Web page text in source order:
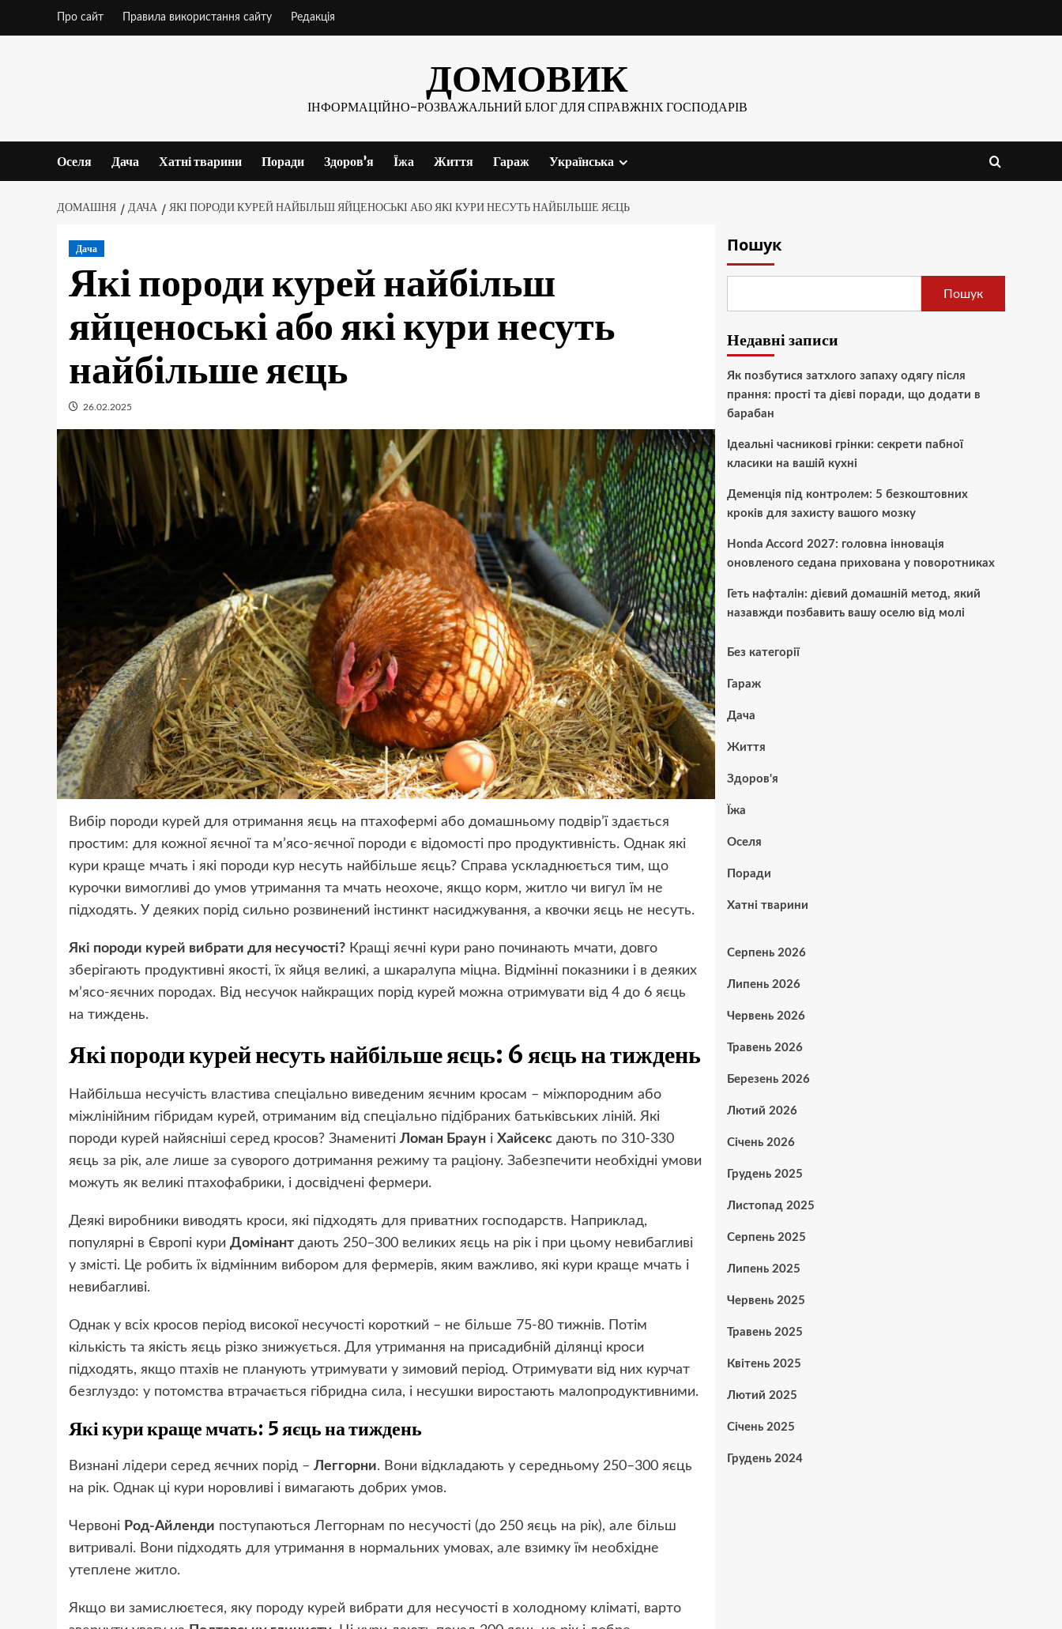
Про сайт Правила використання сайту Редакція
ДОМОВИК
ІНФОРМАЦІЙНО-РОЗВАЖАЛЬНИЙ БЛОГ ДЛЯ СПРАВЖНІХ ГОСПОДАРІВ
Оселя Дача Хатні тварини Поради Здоров’я Їжа Життя Гараж Українська
ДОМАШНЯ ДАЧА ЯКІ ПОРОДИ КУРЕЙ НАЙБІЛЬШ ЯЙЦЕНОСЬКІ АБО ЯКІ КУРИ НЕСУТЬ НАЙБІЛЬШЕ ЯЄЦЬ
Дача
Які породи курей найбільш
яйценоські або які кури несуть
найбільше яєць
26.02.2025
Вибір породи курей для отримання яєць на птахофермі або домашньому подвір’ї здається
простим: для кожної яєчної та м’ясо-яєчної породи є відомості про продуктивність. Однак які
кури краще мчать і які породи кур несуть найбільше яєць? Справа ускладнюється тим, що
курочки вимогливі до умов утримання та мчать неохоче, якщо корм, житло чи вигул їм не
підходять. У деяких порід сильно розвинений інстинкт насиджування, а квочки яєць не несуть.
Які породи курей вибрати для несучості? Кращі яєчні кури рано починають мчати, довго
зберігають продуктивні якості, їх яйця великі, а шкаралупа міцна. Відмінні показники і в деяких
м’ясо-яєчних породах. Від несучок найкращих порід курей можна отримувати від 4 до 6 яєць
на тиждень.
Які породи курей несуть найбільше яєць: 6 яєць на тиждень
Найбільша несучість властива спеціально виведеним яєчним кросам – міжпородним або
міжлінійним гібридам курей, отриманим від спеціально підібраних батьківських ліній. Які
породи курей найясніші серед кросов? Знамениті Ломан Браун і Хайсекс дають по 310-330
яєць за рік, але лише за суворого дотримання режиму та раціону. Забезпечити необхідні умови
можуть як великі птахофабрики, і досвідчені фермери.
Деякі виробники виводять кроси, які підходять для приватних господарств. Наприклад,
популярні в Європі кури Домінант дають 250–300 великих яєць на рік і при цьому невибагливі
у змісті. Це робить їх відмінним вибором для фермерів, яким важливо, які кури краще мчать і
невибагливі.
Однак у всіх кросов період високої несучості короткий – не більше 75-80 тижнів. Потім
кількість та якість яєць різко знижується. Для утримання на присадибній ділянці кроси
підходять, якщо птахів не планують утримувати у зимовий період. Отримувати від них курчат
безглуздо: у потомства втрачається гібридна сила, і несушки виростають малопродуктивними.
Які кури краще мчать: 5 яєць на тиждень
Визнані лідери серед яєчних порід – Леггорни. Вони відкладають у середньому 250–300 яєць
на рік. Однак ці кури норовливі і вимагають добрих умов.
Червоні Род-Айленди поступаються Леггорнам по несучості (до 250 яєць на рік), але більш
витривалі. Вони підходять для утримання в нормальних умовах, але взимку їм необхідне
утеплене житло.
Якщо ви замислюєтеся, яку породу курей вибрати для несучості в холодному кліматі, варто
Пошук
Пошук
Недавні записи
Як позбутися затхлого запаху одягу після
прання: прості та дієві поради, що додати в
барабан
Ідеальні часникові грінки: секрети пабної
класики на вашій кухні
Деменція під контролем: 5 безкоштовних
кроків для захисту вашого мозку
Honda Accord 2027: головна інновація
оновленого седана прихована у поворотниках
Геть нафталін: дієвий домашній метод, який
назавжди позбавить вашу оселю від молі
Без категорії
Гараж
Дача
Життя
Здоров'я
Їжа
Оселя
Поради
Хатні тварини
Серпень 2026
Липень 2026
Червень 2026
Травень 2026
Березень 2026
Лютий 2026
Січень 2026
Грудень 2025
Листопад 2025
Серпень 2025
Липень 2025
Червень 2025
Травень 2025
Квітень 2025
Лютий 2025
Січень 2025
Грудень 2024